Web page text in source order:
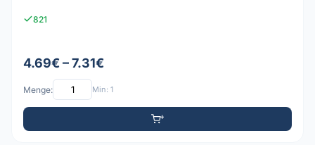
821
4.69€ – 7.31€
Menge: Min: 1